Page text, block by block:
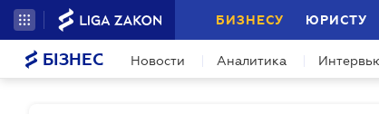
БИЗНЕСУ ЮРИСТУ
БІЗНЕС Новости Аналитика